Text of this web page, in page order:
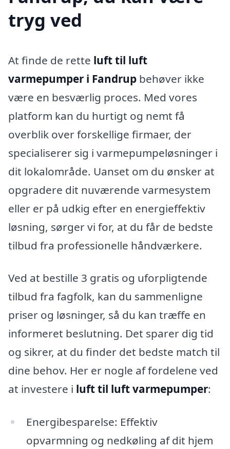
tryg ved
At finde de rette luft til luft
varmepumper i Fandrup behøver ikke
være en besværlig proces. Med vores
platform kan du hurtigt og nemt få
overblik over forskellige firmaer, der
specialiserer sig i varmepumpeløsninger i
dit lokalområde. Uanset om du ønsker at
opgradere dit nuværende varmesystem
eller er på udkig efter en energieffektiv
løsning, sørger vi for, at du får de bedste
tilbud fra professionelle håndværkere.
Ved at bestille 3 gratis og uforpligtende
tilbud fra fagfolk, kan du sammenligne
priser og løsninger, så du kan træffe en
informeret beslutning. Det sparer dig tid
og sikrer, at du finder det bedste match til
dine behov. Her er nogle af fordelene ved
at investere i luft til luft varmepumper:
Energibesparelse: Effektiv
opvarmning og nedkøling af dit hjem